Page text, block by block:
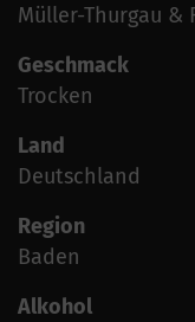
Müller-Thurgau &
Geschmack
Trocken
Land
Deutschland
Region
Baden
Alkohol